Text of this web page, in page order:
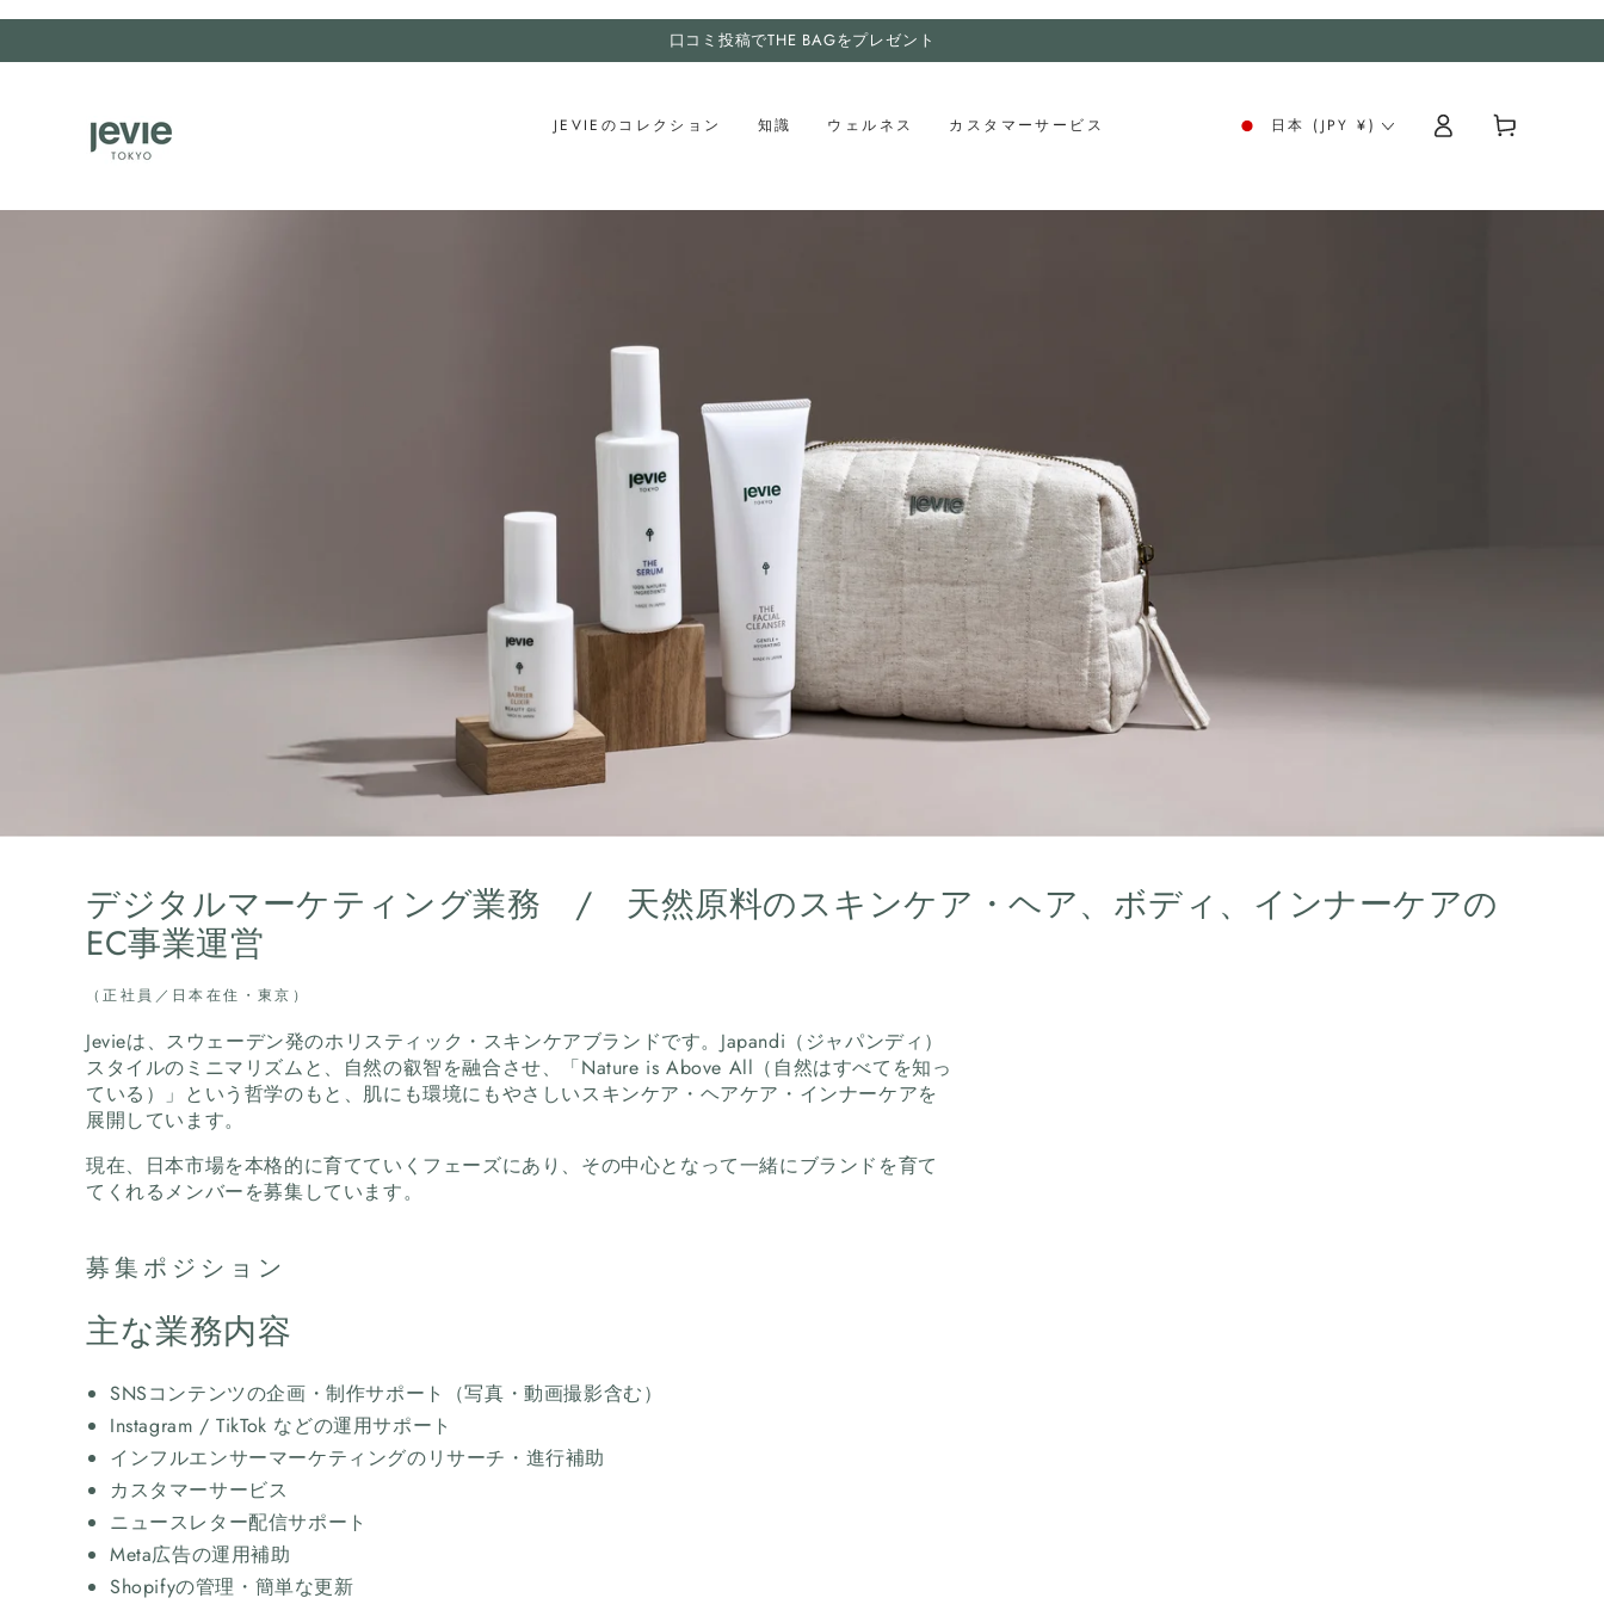
コンテンツにスキッ
口コミ投稿でTHE BAGをプレゼント
JEVIEのコレクション 知識 ウェルネス カスタマーサービス 日本 (JPY ¥)
イ
ー
デジタルマーケティング業務 / 天然原料のスキンケア・ヘア、ボディ、インナーケアの
EC事業運営
（正社員／日本在住・東京）
Jevieは、スウェーデン発のホリスティック・スキンケアブランドです。Japandi（ジャパンディ）
スタイルのミニマリズムと、自然の叡智を融合させ、「Nature is Above All（自然はすべてを知っ
ている）」という哲学のもと、肌にも環境にもやさしいスキンケア・ヘアケア・インナーケアを
展開しています。
現在、日本市場を本格的に育てていくフェーズにあり、その中心となって一緒にブランドを育て
てくれるメンバーを募集しています。
募集ポジション
主な業務内容
SNSコンテンツの企画・制作サポート（写真・動画撮影含む）
Instagram / TikTok などの運用サポート
インフルエンサーマーケティングのリサーチ・進行補助
カスタマーサービス
ニュースレター配信サポート
Meta広告の運用補助
Shopifyの管理・簡単な更新